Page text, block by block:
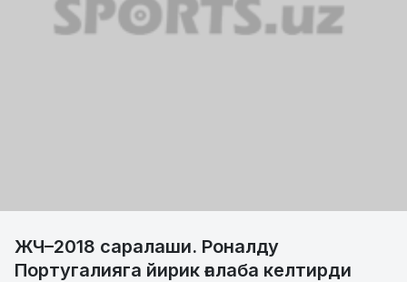
ЖЧ–2018 саралаши. Роналду
Португалияга йирик ғалаба келтирди